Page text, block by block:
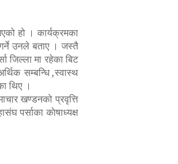
हो । कार्यक्रमका
उनले बताए । जस्तै
जिल्ला मा रहेका बिट
सम्बन्धि ,स्वास्थ
थिए ।
खण्डनको प्रवृत्ति
पर्साका काेषाध्यक्ष